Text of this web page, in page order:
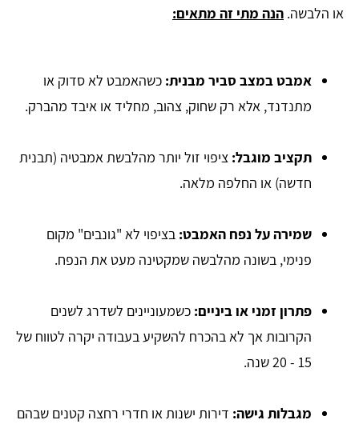
או הלבשה. הנה מתי זה מתאים:
אמבט במצב סביר מבנית: כשהאמבט לא סדוק או
מתנדנד, אלא רק שחוק, צהוב, מחליד או איבד מהברק.
תקציב מוגבל: ציפוי זול יותר מהלבשת אמבטיה (תבנית
חדשה) או החלפה מלאה.
שמירה על נפח האמבט: בציפוי לא "גונבים" מקום
פנימי, בשונה מהלבשה שמקטינה מעט את הנפח.
פתרון זמני או ביניים: כשמעוניינים לשדרג לשנים
הקרובות אך לא בהכרח להשקיע בעבודה יקרה לטווח של
15 - 20 שנה.
מגבלות גישה: דירות ישנות או חדרי רחצה קטנים שבהם